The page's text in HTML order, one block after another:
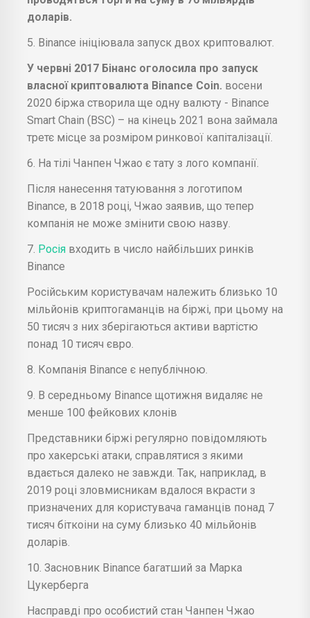
доларів.
5. Binance ініціювала запуск двох криптовалют.
У червні 2017 Бінанс оголосила про запуск
власної криптовалюта Binance Coin. восени
2020 біржа створила ще одну валюту - Binance
Smart Chain (BSC) – на кінець 2021 вона займала
третє місце за розміром ринкової капіталізації.
6. На тілі Чанпен Чжао є тату з лого компанії.
Після нанесення татуювання з логотипом
Binance, в 2018 році, Чжао заявив, що тепер
компанія не може змінити свою назву.
7. Росія входить в число найбільших ринків
Binance
Російським користувачам належить близько 10
мільйонів криптогаманців на біржі, при цьому на
50 тисяч з них зберігаються активи вартістю
понад 10 тисяч євро.
8. Компанія Binance є непублічною.
9. В середньому Binance щотижня видаляє не
менше 100 фейкових клонів
Представники біржі регулярно повідомляють
про хакерські атаки, справлятися з якими
вдається далеко не завжди. Так, наприклад, в
2019 році зловмисникам вдалося вкрасти з
призначених для користувача гаманців понад 7
тисяч біткоіни на суму близько 40 мільйонів
доларів.
10. Засновник Binance багатший за Марка
Цукерберга
Насправді про особистий стан Чанпен Чжао